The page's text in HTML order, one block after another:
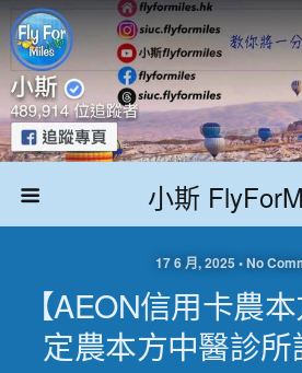
小斯
17 6 月, 2025 • No
【AEON信用卡農
定農本方中醫診所